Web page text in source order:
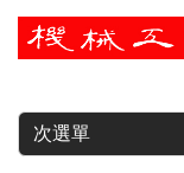
暫停
次選單